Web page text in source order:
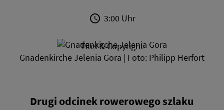
3:00 Uhr
Titel & Copyright
Gnadenkirche Jelenia Gora | Foto: Philipp Herfort
Drugi odcinek rowerowego szlaku